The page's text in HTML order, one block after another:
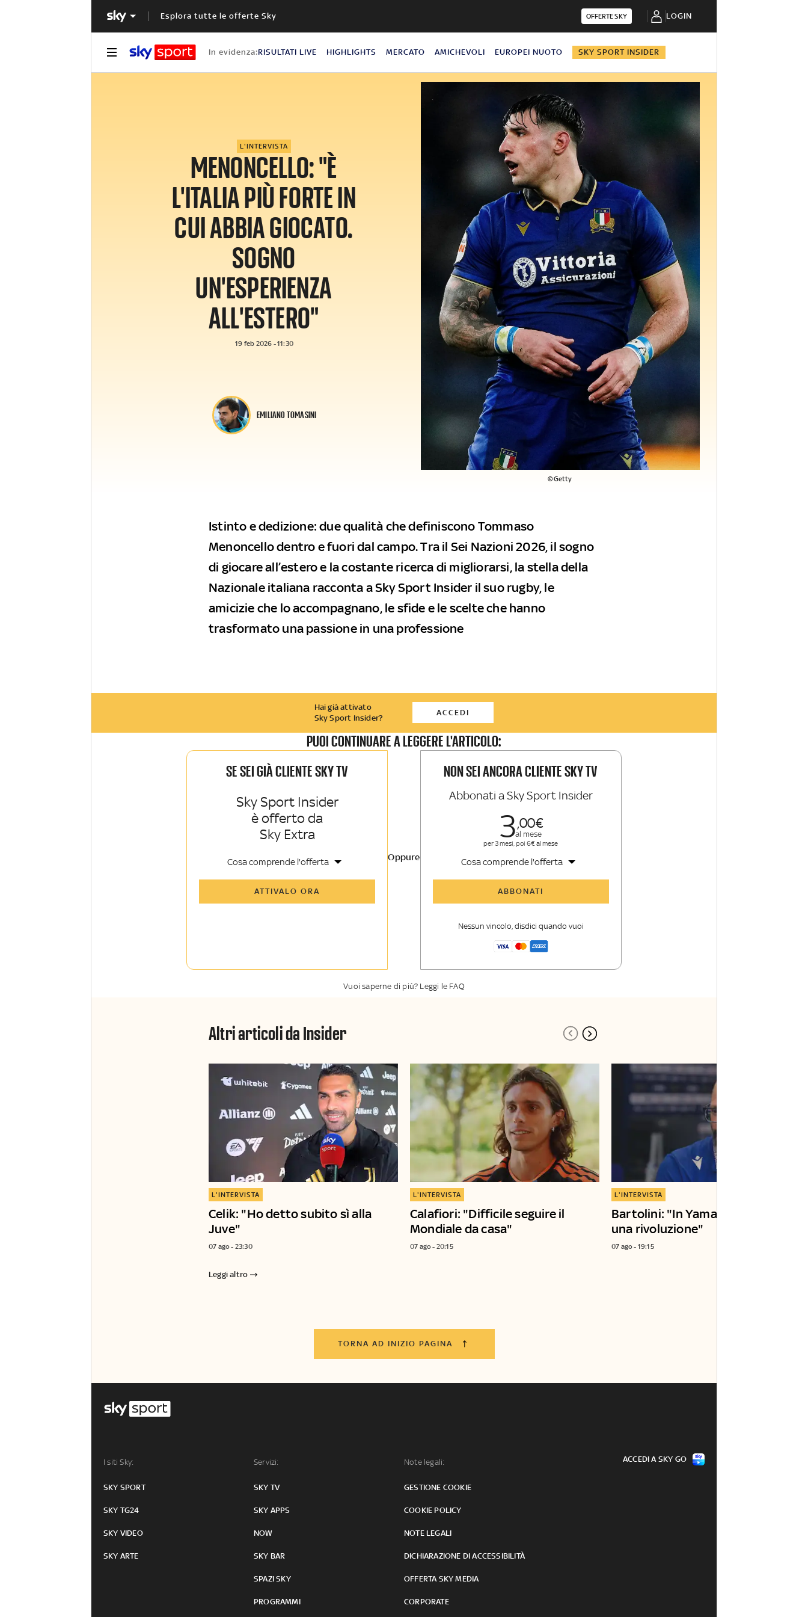
Esplora tutte le offerte Sky OFFERTE SKY LOGIN
In evidenza:RISULTATI LIVE HIGHLIGHTS MERCATO AMICHEVOLI EUROPEI NUOTO SKY SPORT INSIDER
L'INTERVISTA
MENONCELLO: "È
L'ITALIA PIÙ FORTE IN
CUI ABBIA GIOCATO.
SOGNO
UN'ESPERIENZA
ALL'ESTERO"
19 feb 2026 - 11:30
EMILIANO TOMASINI
©Getty
Istinto e dedizione: due qualità che definiscono Tommaso
Menoncello dentro e fuori dal campo. Tra il Sei Nazioni 2026, il sogno
di giocare all’estero e la costante ricerca di migliorarsi, la stella della
Nazionale italiana racconta a Sky Sport Insider il suo rugby, le
amicizie che lo accompagnano, le sfide e le scelte che hanno
trasformato una passione in una professione
Hai già attivato
Sky Sport Insider?
ACCEDI
PUOI CONTINUARE A LEGGERE L'ARTICOLO:
SE SEI GIÀ CLIENTE SKY TV
Sky Sport Insider
è offerto da
Sky Extra
Cosa comprende l'offerta
Sky TG24 Insider
ATTIVALO ORA
Oppure
NON SEI ANCORA CLIENTE SKY TV
Abbonati a Sky Sport Insider
300
al mese
per 3 mesi, poi 6€ al mese
Cosa comprende l'offerta
Sport
La newsletter esclusiva di Sky Sport
ABBONATI
Nessun vincolo, disdici quando vuoi
Vuoi saperne di più? Leggi le FAQ
Altri articoli da Insider
Celik: "Ho detto subito sì alla
Juve"
L'INTERVISTA
07 ago - 23:30
Calafiori: "Difficile seguire il
Mondiale da casa"
L'INTERVISTA
07 ago - 20:15
Bartolini: "In Yamaha è in corso
una rivoluzione"
L'INTERVISTA
07 ago - 19:15
Leggi altro
TORNA AD INIZIO PAGINA
I siti Sky:
SKY SPORT
SKY TG24
SKY VIDEO
SKY ARTE
Servizi:
SKY TV
SKY APPS
NOW
SKY BAR
SPAZI SKY
PROGRAMMI
Note legali:
GESTIONE COOKIE
COOKIE POLICY
NOTE LEGALI
DICHIARAZIONE DI ACCESSIBILITÀ
OFFERTA SKY MEDIA
CORPORATE
ACCEDI A SKY GO